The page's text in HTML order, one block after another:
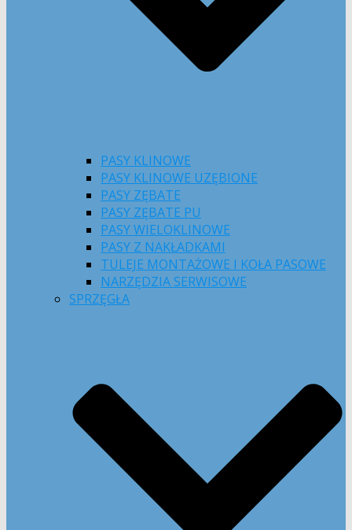
PASY KLINOWE
PASY KLINOWE UZĘBIONE
PASY ZĘBATE
PASY ZĘBATE PU
PASY WIELOKLINOWE
PASY Z NAKŁADKAMI
TULEJE MONTAŻOWE I KOŁA PASOWE
NARZĘDZIA SERWISOWE
SPRZĘGŁA